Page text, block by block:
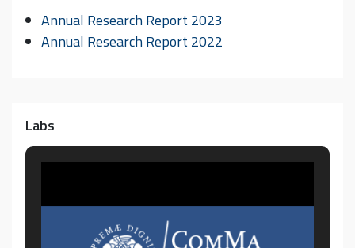
Annual Research Report 2023
Annual Research Report 2022
Labs